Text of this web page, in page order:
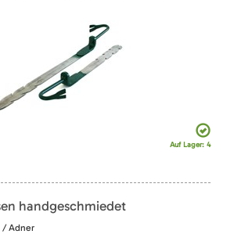
Auf Lager: 4
handgeschmiedet
/ Adner